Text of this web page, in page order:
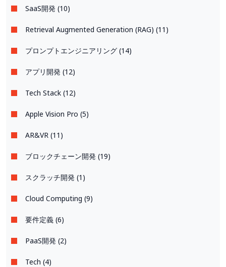
SaaS開発 (10)
Retrieval Augmented Generation (RAG) (11)
プロンプトエンジニアリング (14)
アプリ開発 (12)
Tech Stack (12)
Apple Vision Pro (5)
AR&VR (11)
ブロックチェーン開発 (19)
スクラッチ開発 (1)
Cloud Computing (9)
要件定義 (6)
PaaS開発 (2)
Tech (4)